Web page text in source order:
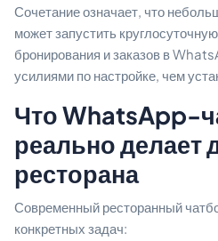
Сочетание означает, что
может запустить
бронирования и заказов в
усилиями по настройке, чем
Что WhatsApp-
реально делает
ресторана
Современный ресторанный
конкретных задач: